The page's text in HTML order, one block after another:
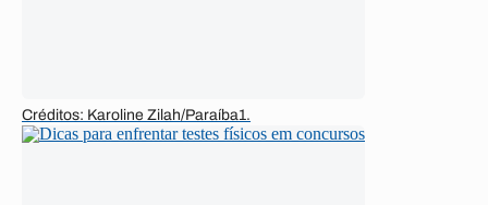
Créditos: Karoline Zilah/Paraíba1.